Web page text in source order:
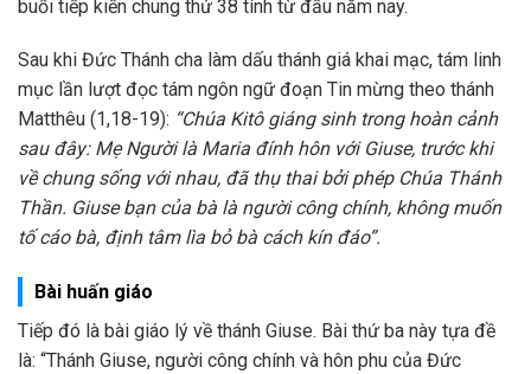
buổi tiếp kiến chung thứ 38 tính từ đầu năm nay.
Sau khi Đức Thánh cha làm dấu thánh giá khai mạc, tám linh
mục lần lượt đọc tám ngôn ngữ đoạn Tin mừng theo thánh
Matthêu (1,18-19): “Chúa Kitô giáng sinh trong hoàn cảnh
sau đây: Mẹ Người là Maria đính hôn với Giuse, trước khi
về chung sống với nhau, đã thụ thai bởi phép Chúa Thánh
Thần. Giuse bạn của bà là người công chính, không muốn
tố cáo bà, định tâm lìa bỏ bà cách kín đáo”.
Bài huấn giáo
Tiếp đó là bài giáo lý về thánh Giuse. Bài thứ ba này tựa đề
là: “Thánh Giuse, người công chính và hôn phu của Đức